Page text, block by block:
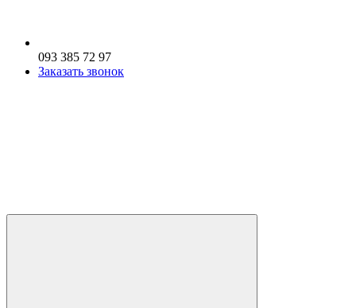
093 385 72 97
Заказать звонок